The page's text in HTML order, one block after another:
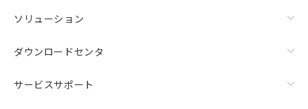
ソリューション
ダウンロードセンタ
サービスサポート